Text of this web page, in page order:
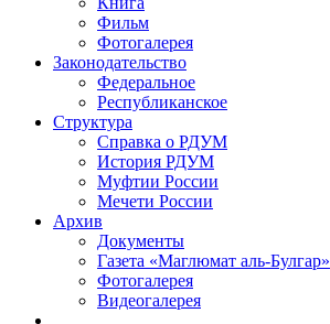
Фильм
Фотогалерея
Законодательство
Федеральное
Республиканское
Структура
Справка о РДУМ
История РДУМ
Муфтии России
Мечети России
Архив
Документы
Газета «Маглюмат аль-Булгар»
Фотогалерея
Видеогалерея